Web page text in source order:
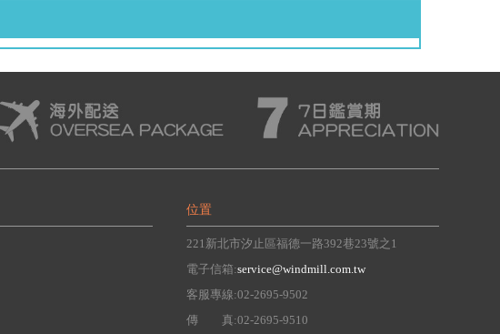
位置
221新北市汐止區福德一路392巷23號之1
電子信箱:service@windmill.com.tw
客服專線:02-2695-9502
傳 真:02-2695-9510